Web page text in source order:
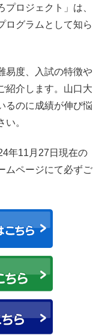
ロジェクト」は、
ログラムとして知ら
易度、入試の特徴や
紹介します。山口大
るのに成績が伸び悩
。
年11月27日現在の
ムページにて必ずご